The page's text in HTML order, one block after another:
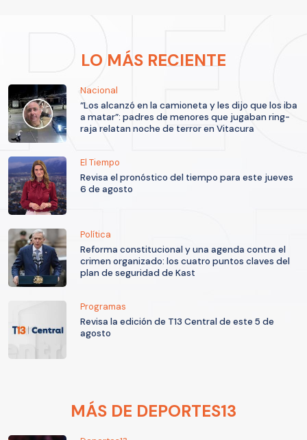
LO MÁS RECIENTE
Nacional
“Los alcanzó en la camioneta y les dijo que los iba
a matar”: padres de menores que jugaban ring-
raja relatan noche de terror en Vitacura
El Tiempo
Revisa el pronóstico del tiempo para este jueves
6 de agosto
Política
Reforma constitucional y una agenda contra el
crimen organizado: los cuatro puntos claves del
plan de seguridad de Kast
Programas
Revisa la edición de T13 Central de este 5 de
agosto
MÁS DE DEPORTES13